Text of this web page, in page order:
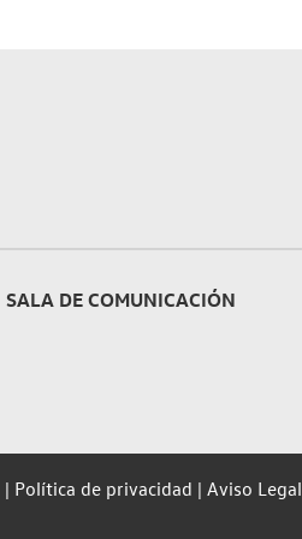
SALA DE COMUNICACIÓN
Política de privacidad Aviso Legal